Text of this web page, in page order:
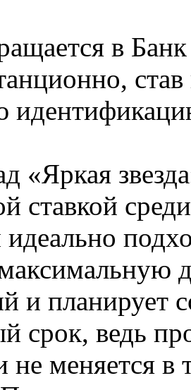
в
«Яркая
ставкой
и планирует
срок, ведь
не меняется в